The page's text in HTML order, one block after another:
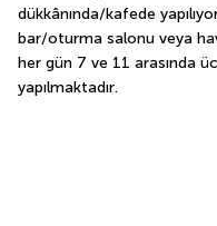
dükkânında/kafede
bar/oturma salonu veya
her gün 7 ve 11 arasında
yapılmaktadır.